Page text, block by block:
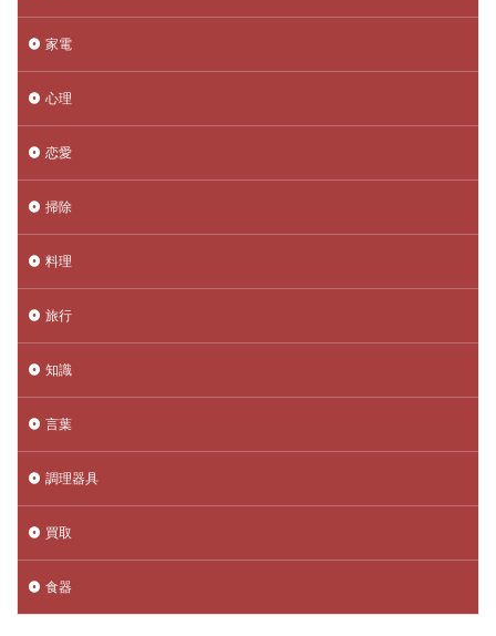
家電
心理
恋愛
掃除
料理
旅行
知識
言葉
調理器具
買取
食器